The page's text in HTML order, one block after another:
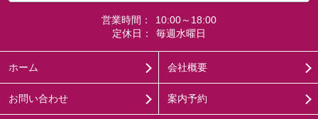
営業時間：
10:00～18:00
定休日：
毎週水曜日
ホーム 会社概要
お問い合わせ 案内予約